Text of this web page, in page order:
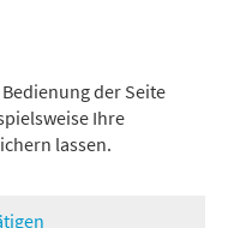
der Seite
Ihre
lassen.
zuständige Analyst oder
beteiligte Person hält
hat andere Interessen
begründen
Unternehmen oder